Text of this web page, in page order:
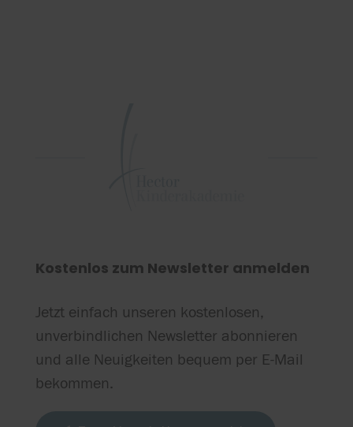
Kostenlos zum Newsletter anmelden
Jetzt einfach unseren kostenlosen,
unverbindlichen Newsletter abonnieren
und alle Neuigkeiten bequem per E-Mail
bekommen.